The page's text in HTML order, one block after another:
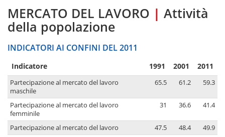
MERCATO DEL LAVORO | Attività
della popolazione
INDICATORI AI CONFINI DEL 2011
Indicatore 1991 2001 2011
Partecipazione al mercato del lavoro
maschile
65.5 61.2 59.3
Partecipazione al mercato del lavoro
femminile
31 36.6 41.4
Partecipazione al mercato del lavoro 47.5 48.4
49.9